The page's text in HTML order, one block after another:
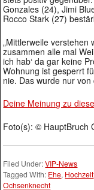
Gonzales (24), Jimi
Rocco Stark (27)
„Mittlerweile verstehen
zusammen alle mal
ich hab‘ da gar keine
Wohnung ist gesperrt
nie. Das wurde nur
Deine Meinung zu
Foto(s): © HauptBruch
Filed Under:VIP-News
Tagged With: Ehe, Hochzeit
Ochsenknecht